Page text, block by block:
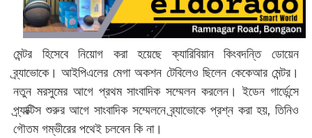
মেন্টর হিসেবে নিয়োগ করা হয়েছে ক্যারিবিয়ান কিংবদন্তি ডোয়েন
ব্র্যাভোকে। আইপিএলের মেগা অকশন টেবিলেও ছিলেন কেকেআর মেন্টর।
নতুন মরসুমের আগে প্রথম সাংবাদিক সম্মেলন করলেন। ইডেন গার্ডেন্সে
প্র্যাক্টিস শুরুর আগে সাংবাদিক সম্মেলনে ব্র্যাভোকে প্রশ্ন করা হয়, তিনিও
গৌতম গম্ভীরের পথেই চলবেন কি না।